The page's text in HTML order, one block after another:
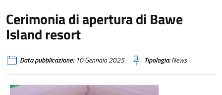
Cerimonia di apertura di Bawe
Island resort
Data pubblicazione:10 Gennaio 2025 Tipologia:News